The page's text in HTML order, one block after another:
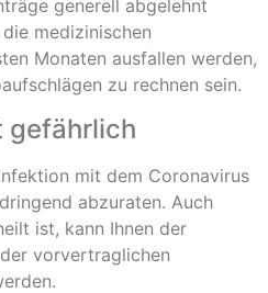
generell abgelehnt
medizinischen
Monaten ausfallen werden,
zu rechnen sein.
gefährlich
mit dem Coronavirus
abzuraten. Auch
ist, kann Ihnen der
vorvertraglichen